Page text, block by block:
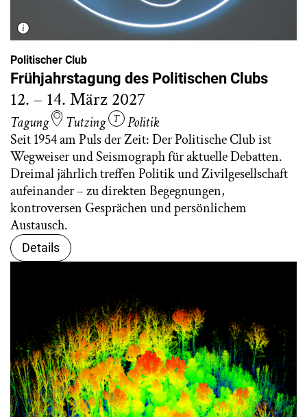
Politischer Club
Frühjahrstagung des Politischen Clubs
12. – 14. März 2027
Tagung Tutzing
Politik
Seit 1954 am Puls der Zeit: Der Politische Club ist
Wegweiser und Seismograph für aktuelle Debatten.
Dreimal jährlich treffen Politik und Zivilgesellschaft
aufeinander – zu direkten Begegnungen,
kontroversen Gesprächen und persönlichem
Austausch.
Details